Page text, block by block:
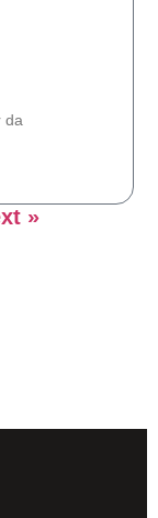
da
»